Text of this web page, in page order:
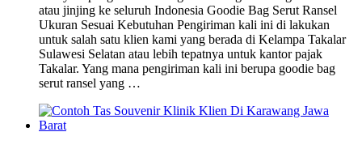
atau jinjing ke seluruh Indonesia Goodie Bag Serut Ransel
Ukuran Sesuai Kebutuhan Pengiriman kali ini di lakukan
untuk salah satu klien kami yang berada di Kelampa Takalar
Sulawesi Selatan atau lebih tepatnya untuk kantor pajak
Takalar. Yang mana pengiriman kali ini berupa goodie bag
serut ransel yang …